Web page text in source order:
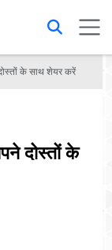
के साथ शेयर करें
दोस्तों के